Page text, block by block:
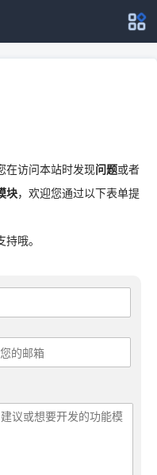
在访问本站时发现问题或者
块，欢迎您通过以下表单提
哦。